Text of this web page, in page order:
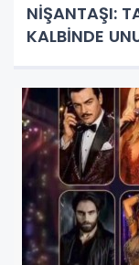
NİŞANTAŞI:
KALBİNDE